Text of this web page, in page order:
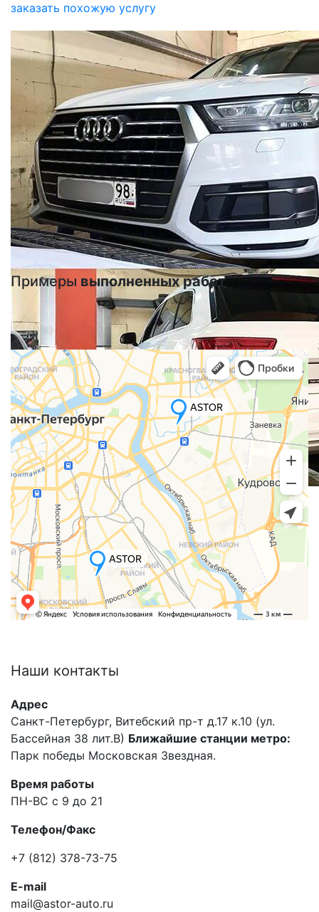
заказать похожую услугу
Примеры выполненных работ
Наши контакты
Адрес
Санкт-Петербург, Витебский пр-т д.17 к.10 (ул.
Бассейная 38 лит.В) Ближайшие станции метро:
Парк победы Московская Звездная.
Время работы
ПН-ВС с 9 до 21
Телефон/Факс
+7 (812) 378-73-75
E-mail
mail@astor-auto.ru